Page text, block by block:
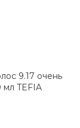
9.17 очень
TEFIA